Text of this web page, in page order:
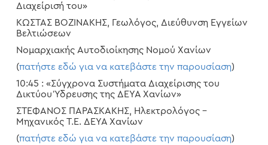
Διαχείρισή του»
ΚΩΣΤΑΣ ΒΟΖΙΝΑΚΗΣ, Γεωλόγος, Διεύθυνση Εγγείων
Βελτιώσεων
Νομαρχιακής Αυτοδιοίκησης Νομού Χανίων
(πατήστε εδώ για να κατεβάστε την παρουσίαση)
10:45 : «Σύγχρονα Συστήματα Διαχείρισης του
Δικτύου Ύδρευσης της ΔΕΥΑ Χανίων»
ΣΤΕΦΑΝΟΣ ΠΑΡΑΣΚΑΚΗΣ, Ηλεκτρολόγος –
Μηχανικός Τ.Ε. ΔΕΥΑ Χανίων
(πατήστε εδώ για να κατεβάστε την παρουσίαση)